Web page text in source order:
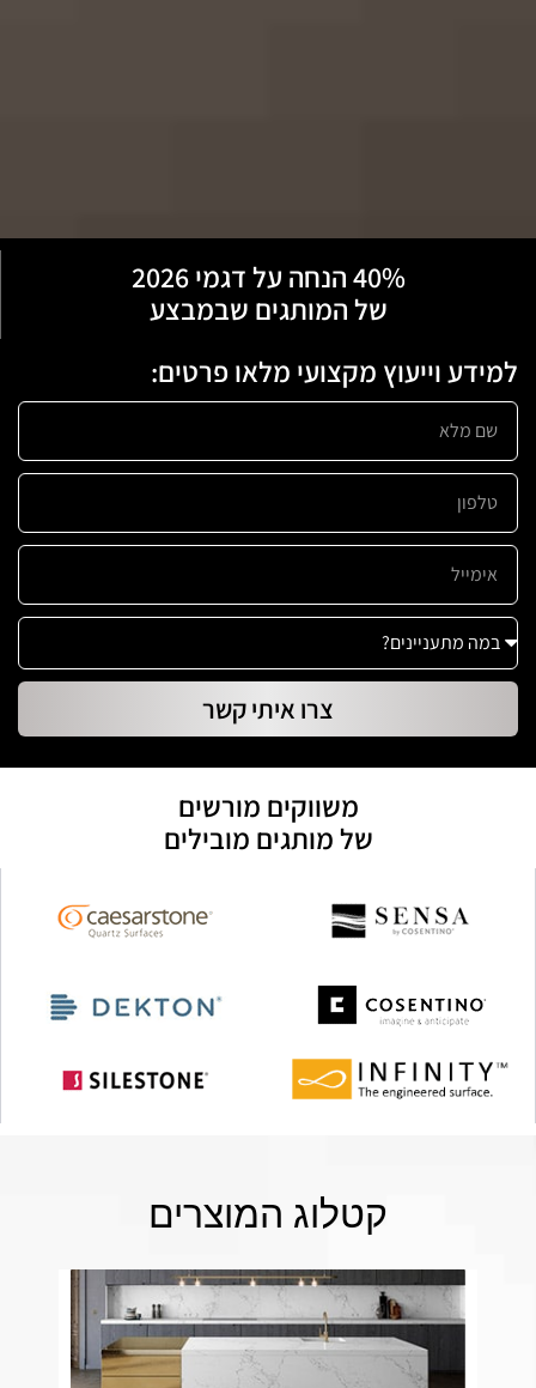
40% הנחה על דגמי 2026
של המותגים שבמבצע
למידע וייעוץ מקצועי מלאו פרטים:
צרו איתי קשר
משווקים מורשים
של מותגים מובילים
קטלוג המוצרים